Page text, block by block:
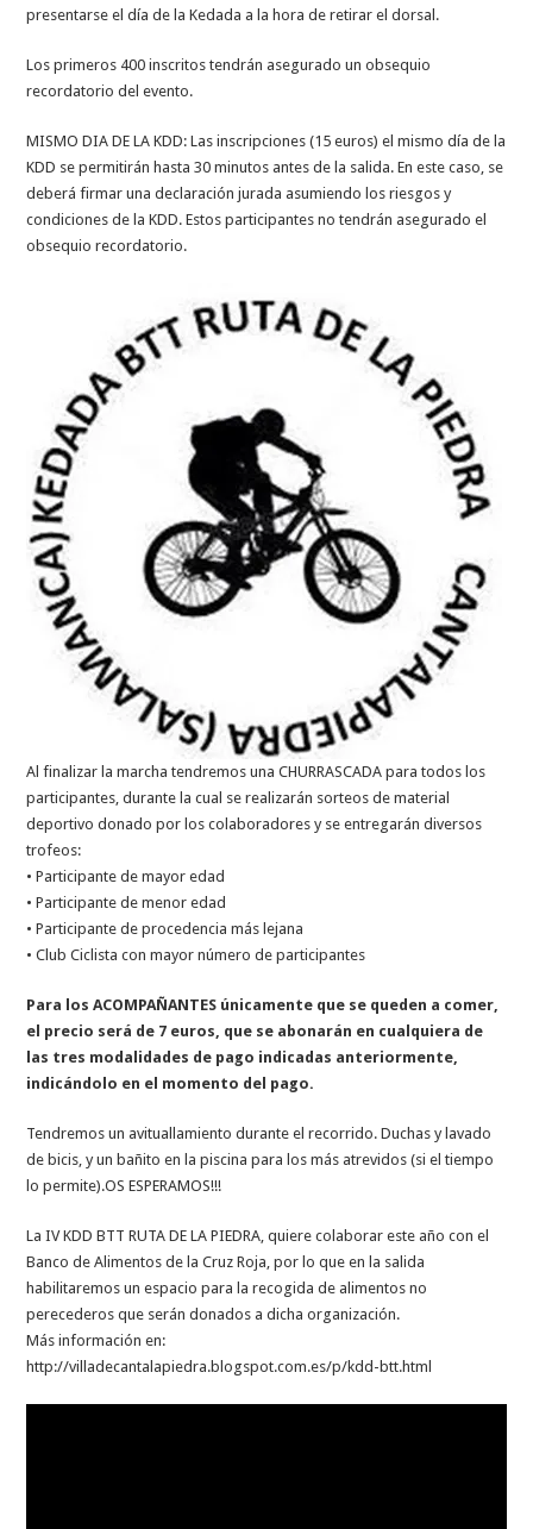
presentarse el día de la Kedada a la hora de retirar el dorsal.
Los primeros 400 inscritos tendrán asegurado un obsequio
recordatorio del evento.
MISMO DIA DE LA KDD: Las inscripciones (15 euros) el mismo día de la
KDD se permitirán hasta 30 minutos antes de la salida. En este caso, se
deberá firmar una declaración jurada asumiendo los riesgos y
condiciones de la KDD. Estos participantes no tendrán asegurado el
obsequio recordatorio.
Al finalizar la marcha tendremos una CHURRASCADA para todos los
participantes, durante la cual se realizarán sorteos de material
deportivo donado por los colaboradores y se entregarán diversos
trofeos:
• Participante de mayor edad
• Participante de menor edad
• Participante de procedencia más lejana
• Club Ciclista con mayor número de participantes
Para los ACOMPAÑANTES únicamente que se queden a comer,
el precio será de 7 euros, que se abonarán en cualquiera de
las tres modalidades de pago indicadas anteriormente,
indicándolo en el momento del pago.
Tendremos un avituallamiento durante el recorrido. Duchas y lavado
de bicis, y un bañito en la piscina para los más atrevidos (si el tiempo
lo permite).OS ESPERAMOS!!!
La IV KDD BTT RUTA DE LA PIEDRA, quiere colaborar este año con el
Banco de Alimentos de la Cruz Roja, por lo que en la salida
habilitaremos un espacio para la recogida de alimentos no
perecederos que serán donados a dicha organización.
Más información en:
http://villadecantalapiedra.blogspot.com.es/p/kdd-btt.html